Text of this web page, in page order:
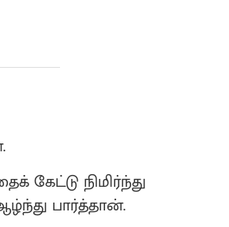
கேட்டு நிமிர்ந்து
பார்த்தான்.